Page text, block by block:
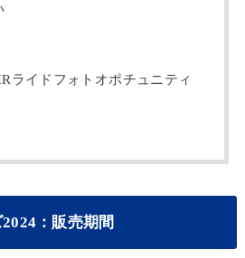
ライドフォトオポチュニティ
：販売期間